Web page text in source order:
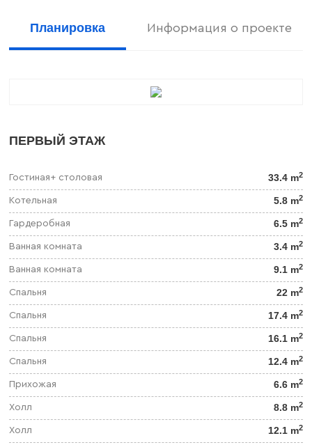
Планировка Информация о проекте
ПЕРВЫЙ ЭТАЖ
Гостиная+ столовая 33.4 m2
Котельная 5.8 m2
Гардеробная 6.5 m2
Ванная комната 3.4 m2
Ванная комната 9.1 m2
Спальня 22 m2
Спальня 17.4 m2
Спальня 16.1 m2
Спальня 12.4 m2
Прихожая 6.6 m2
Холл 8.8 m2
Холл 12.1 m2